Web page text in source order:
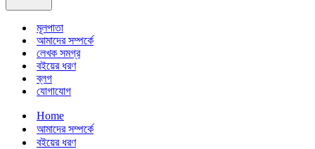
মূলপাতা
আমাদের সম্পর্কে
লেখক সমগ্র
বইয়ের ধরণ
ব্লগ
যোগাযোগ
Home
আমাদের সম্পর্কে
বইয়ের ধরণ